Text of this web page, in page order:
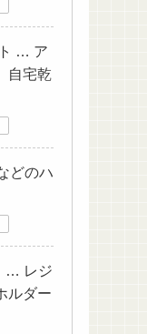
… ア
自宅乾
どのハ
… レジ
ルダー